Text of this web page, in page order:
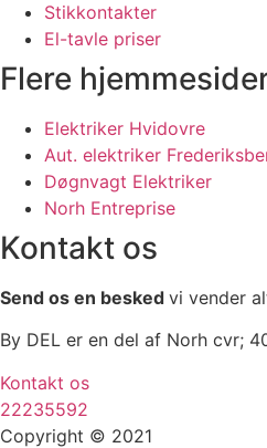
Stikkontakter
El-tavle priser
Flere
Elektriker Hvidovre
Aut. elektriker
Døgnvagt Elektriker
Norh Entreprise
Kontakt os
Send os en besked vi vender
By DEL er en del af Norh cvr;
Kontakt os
22235592
Copyright © 2021